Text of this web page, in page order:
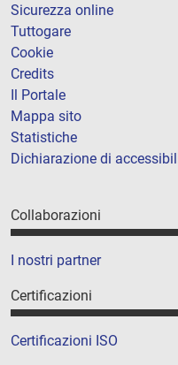
Sicurezza online
Tuttogare
Cookie
Credits
Il Portale
Mappa sito
Statistiche
Dichiarazione di
Collaborazioni
I nostri partner
Certificazioni
Certificazioni ISO